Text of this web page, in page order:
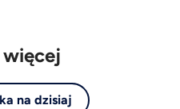
na dzisiaj